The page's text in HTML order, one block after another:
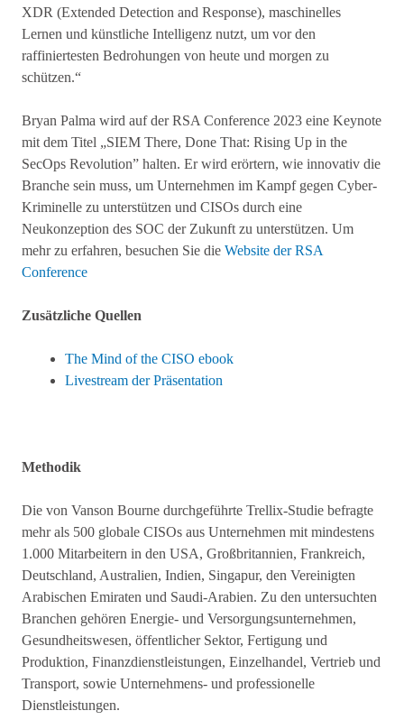
XDR (Extended Detection and Response), maschinelles
Lernen und künstliche Intelligenz nutzt, um vor den
raffiniertesten Bedrohungen von heute und morgen zu
schützen.“
Bryan Palma wird auf der RSA Conference 2023 eine Keynote
mit dem Titel „SIEM There, Done That: Rising Up in the
SecOps Revolution” halten. Er wird erörtern, wie innovativ die
Branche sein muss, um Unternehmen im Kampf gegen Cyber-
Kriminelle zu unterstützen und CISOs durch eine
Neukonzeption des SOC der Zukunft zu unterstützen. Um
mehr zu erfahren, besuchen Sie die Website der RSA
Conference
Zusätzliche Quellen
The Mind of the CISO ebook
Livestream der Präsentation
Methodik
Die von Vanson Bourne durchgeführte Trellix-Studie befragte
mehr als 500 globale CISOs aus Unternehmen mit mindestens
1.000 Mitarbeitern in den USA, Großbritannien, Frankreich,
Deutschland, Australien, Indien, Singapur, den Vereinigten
Arabischen Emiraten und Saudi-Arabien. Zu den untersuchten
Branchen gehören Energie- und Versorgungsunternehmen,
Gesundheitswesen, öffentlicher Sektor, Fertigung und
Produktion, Finanzdienstleistungen, Einzelhandel, Vertrieb und
Transport, sowie Unternehmens- und professionelle
Dienstleistungen.